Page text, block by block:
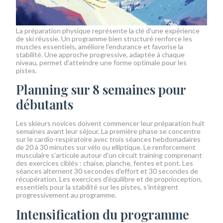
La préparation physique représente la clé d'une expérience
de ski réussie. Un programme bien structuré renforce les
muscles essentiels, améliore l'endurance et favorise la
stabilité. Une approche progressive, adaptée à chaque
niveau, permet d'atteindre une forme optimale pour les
pistes.
Planning sur 8 semaines pour
débutants
Les skieurs novices doivent commencer leur préparation huit
semaines avant leur séjour. La première phase se concentre
sur le cardio-respiratoire avec trois séances hebdomadaires
de 20 à 30 minutes sur vélo ou elliptique. Le renforcement
musculaire s'articule autour d'un circuit training comprenant
des exercices ciblés : chaise, planche, fentes et pont. Les
séances alternent 30 secondes d'effort et 30 secondes de
récupération. Les exercices d'équilibre et de proprioception,
essentiels pour la stabilité sur les pistes, s'intègrent
progressivement au programme.
Intensification du programme